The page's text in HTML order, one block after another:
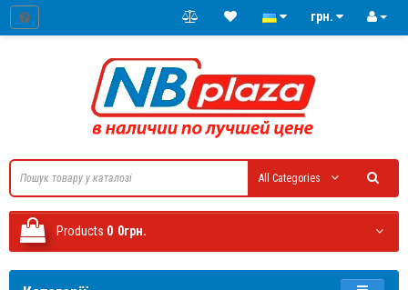
грн.
All Categories
Products 0 0грн.